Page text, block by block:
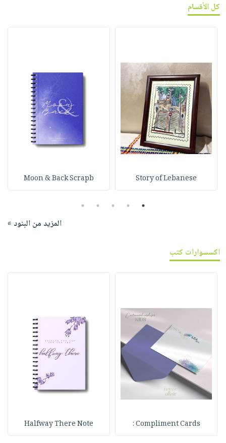
كل الأقسام
Story of Lebanese
Moon & Back Scrapb
1
2
3
4
5
المزيد من البنود »
اكسسوارات كتب
Compliment Cards :
Halfway There Note